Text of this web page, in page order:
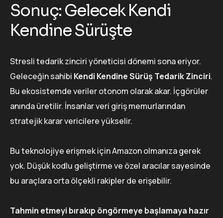
Sonuç: Gelecek Kendi
Kendine Sürüşte
Stresli tedarik zinciri yöneticisi dönemi sona eriyor.
Geleceğin sahibi Kendi Kendine Sürüş Tedarik Zinciri.
Bu ekosistemde veriler otonom olarak akar. İçgörüler
anında üretilir. İnsanlar veri giriş memurlarından
stratejik karar vericilere yükselir.
Bu teknolojiye erişmek için Amazon olmanıza gerek
yok. Düşük kodlu geliştirme ve özel aracılar sayesinde
bu araçlara orta ölçekli rakipler de erişebilir.
Tahmin etmeyi bırakıp öngörmeye başlamaya hazır